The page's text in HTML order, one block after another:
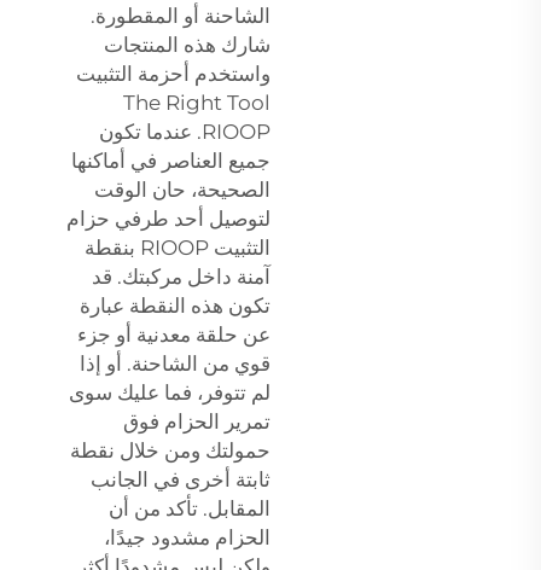
الشاحنة أو المقطورة.
شارك هذه المنتجات
واستخدم أحزمة التثبيت
The Right Tool
RIOOP. عندما تكون
جميع العناصر في أماكنها
الصحيحة، حان الوقت
لتوصيل أحد طرفي حزام
التثبيت RIOOP بنقطة
آمنة داخل مركبتك. قد
تكون هذه النقطة عبارة
عن حلقة معدنية أو جزء
قوي من الشاحنة. أو إذا
لم تتوفر، فما عليك سوى
تمرير الحزام فوق
حمولتك ومن خلال نقطة
ثابتة أخرى في الجانب
المقابل. تأكد من أن
الحزام مشدود جيدًا،